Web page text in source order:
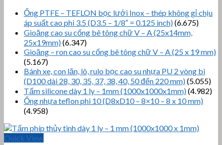
Ống PTFE – TEFLON bọc lưới Inox – thép không gỉ chịu
áp suất cao phi 3.5 (D3.5 – 1/8″ = 0.125 inch)(6.675)
Gioăng cao su cống bê tông chữ V – A (25x14mm,
25x19mm)(6.347)
Gioăng – ron cao su cống bê tông chữ V – A (25 x 19 mm)
(5.167)
Bánh xe, con lăn, lô, rulo bọc cao su nhựa PU 2 vòng bi
(D100 dài 28, 30, 35, 37, 38, 40, 50 đến 220 mm)(5.055)
Tấm silicone dày 1 ly – 1mm (1000x1000x1mm)(4.982)
Ống nhựa teflon phi 10 (D8xD10 – 8×10 – 8 x 10 mm)
(4.958)
Quick View